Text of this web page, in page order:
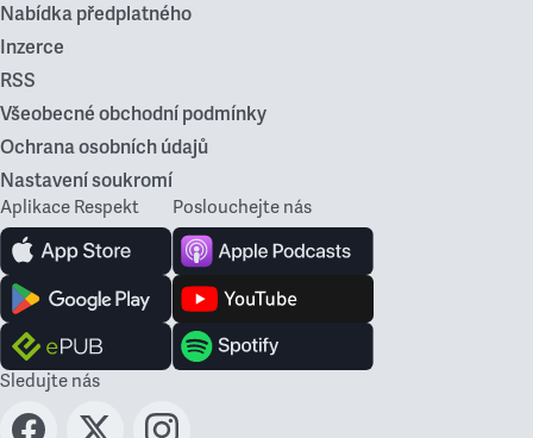
Nabídka předplatného
Inzerce
RSS
Všeobecné obchodní podmínky
Ochrana osobních údajů
Nastavení soukromí
Aplikace Respekt Poslouchejte nás
Sledujte nás